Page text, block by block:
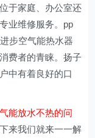
于家庭、办公室还
业维修服务。pp
步空气能热水器
费者的青睐。扬子
中有着良好的口
能放水不热的问
来我们就来一一解